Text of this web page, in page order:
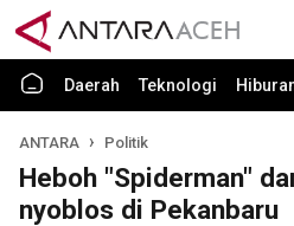
Daerah Teknologi
ANTARA Politik
Heboh "Spiderman"
nyoblos di Pekanbaru